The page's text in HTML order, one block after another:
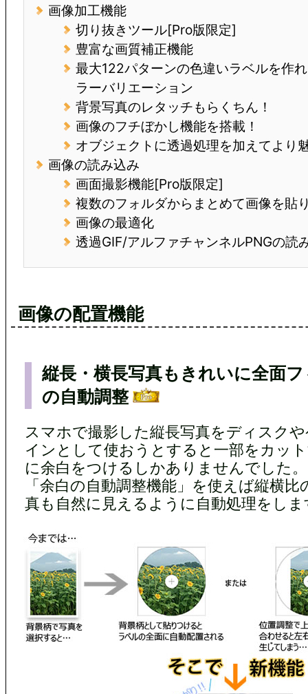
画像加工機能
切り抜きツール[Pro版限定]
豊富な画質補正機能
最大122パターンの色違いラベルを作
ラーバリエーション
背景写真のレタッチもらくちん！
画像のフチぼかし機能を搭載！
オブジェクトに透過処理を加えてより
画像の読み込み
画面撮影機能[Pro版限定]
複数のフォルダからまとめて画像を貼
画像の最適化
透過GIF/アルファチャンネルPNGの読
画像の配置機能
縦長・横長写真もきれいに全面
の自動調整
スマホで撮影した縦長写真をディスク
インとして使おうとすると一部をカッ
に余白をつけるしかありませんでした。
「余白の自動調整機能」を使えば縦横
真も自然に見えるように自動処理をしま